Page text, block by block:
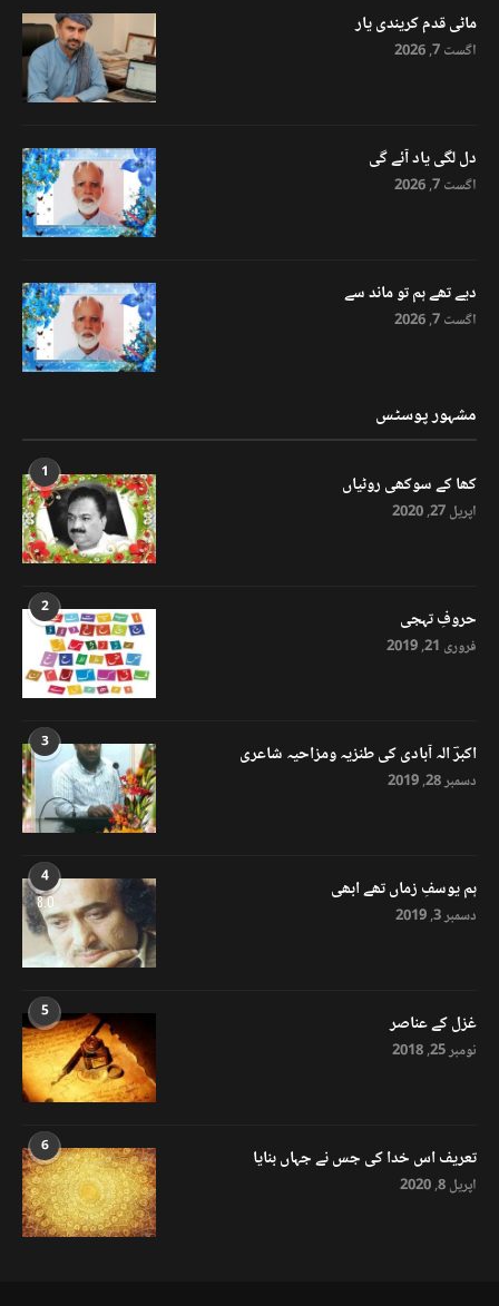
ماٹی قدم کریندی یار
اگست 7, 2026
دل لگی یاد آئے گی
اگست 7, 2026
دیے تھے ہم تو ماند سے
اگست 7, 2026
مشہور پوسٹس
1 کھا کے سوکھی روٹیاں
اپریل 27, 2020
2 حروفِ تہجی
فروری 21, 2019
3 اکبرؔ الہ آبادی کی طنزیہ ومزاحیہ شاعری
دسمبر 28, 2019
4
8.0 ہم یوسفِ زماں تھے ابھی
دسمبر 3, 2019
5 غزل کے عناصر
نومبر 25, 2018
6 تعریف اس خدا کی جس نے جہاں بنایا
اپریل 8, 2020